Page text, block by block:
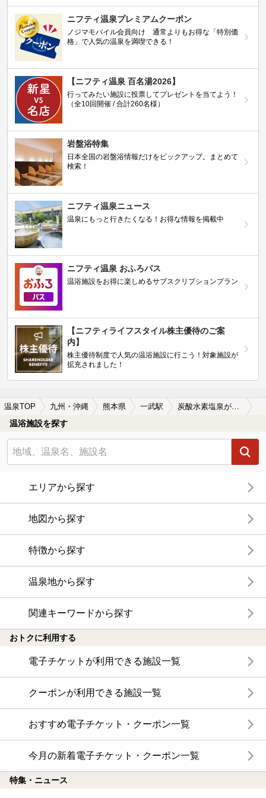
ニフティ温泉プレミアムクーポン
ノジマモバイル会員向け 通常よりもお得な「特別価
格」で人気の温泉を満喫できる！
【ニフティ温泉 百名湯2026】
行ってみたい施設に投票してプレゼントを当てよう！
（全10回開催 / 合計260名様）
岩盤浴特集
日本全国の岩盤浴情報だけをピックアップ。まとめて
検索！
ニフティ温泉ニュース
温泉にもっと行きたくなる！お得な情報を掲載中
ニフティ温泉 おふろパス
温浴施設をお得に楽しめるサブスクリプションプラン
【ニフティライフスタイル株主優待のご案
内】
株主優待制度で人気の温浴施設に行こう！対象施設が
拡充されました！
温泉TOP 九州・沖縄 熊本県 一武駅 炭酸水素塩泉が楽しめる一武駅近くの温泉、日帰り温泉、スーパー銭湯おすすめ
温浴施設を探す
エリアから探す
地図から探す
特徴から探す
温泉地から探す
関連キーワードから探す
おトクに利用する
電子チケットが利用できる施設一覧
クーポンが利用できる施設一覧
おすすめ電子チケット・クーポン一覧
今月の新着電子チケット・クーポン一覧
特集・ニュース